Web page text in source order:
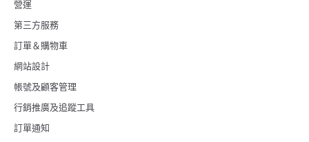
營運
第三方服務
訂單＆購物車
網站設計
帳號及顧客管理
行銷推廣及追蹤工具
訂單通知